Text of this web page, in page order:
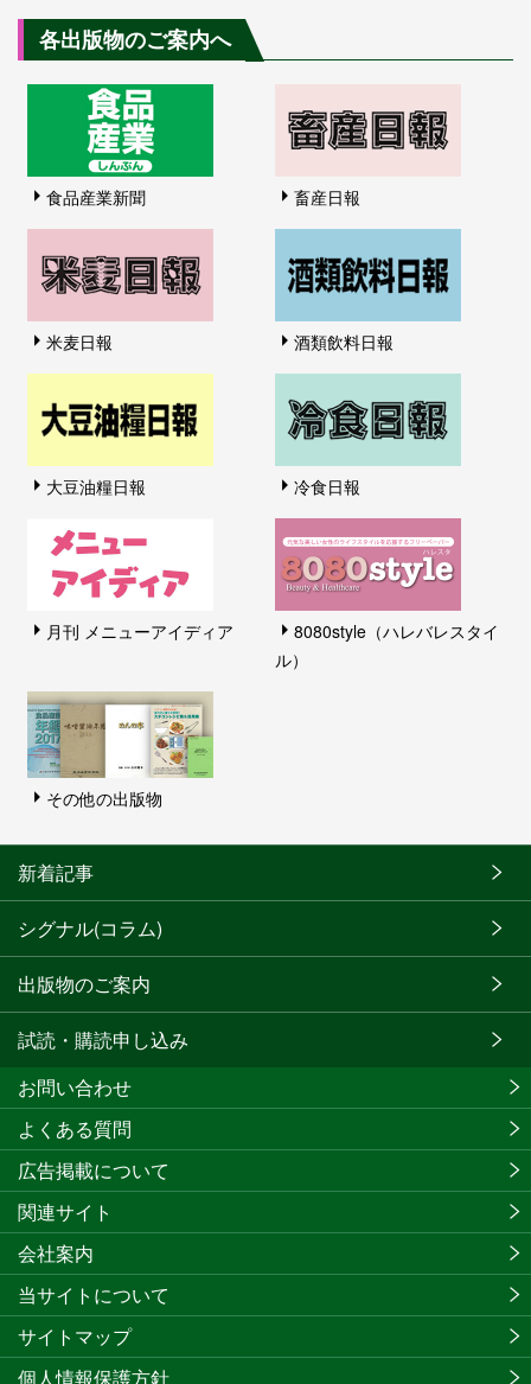
各出版物のご案内へ
食品産業新聞 畜産日報
米麦日報 酒類飲料日報
大豆油糧日報 冷食日報
月刊 メニューアイディア
8080style（ハレバレスタイ
ル）
その他の出版物
新着記事
シグナル(コラム)
出版物のご案内
試読・購読申し込み
お問い合わせ
よくある質問
広告掲載について
関連サイト
会社案内
当サイトについて
サイトマップ
個人情報保護方針